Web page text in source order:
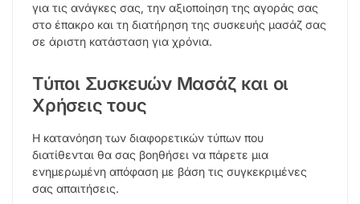
για τις ανάγκες σας, την αξιοποίηση της αγοράς σας
στο έπακρο και τη διατήρηση της συσκευής μασάζ σας
σε άριστη κατάσταση για χρόνια.
Τύποι Συσκευών Μασάζ και οι
Χρήσεις τους
Η κατανόηση των διαφορετικών τύπων που
διατίθενται θα σας βοηθήσει να πάρετε μια
ενημερωμένη απόφαση με βάση τις συγκεκριμένες
σας απαιτήσεις.